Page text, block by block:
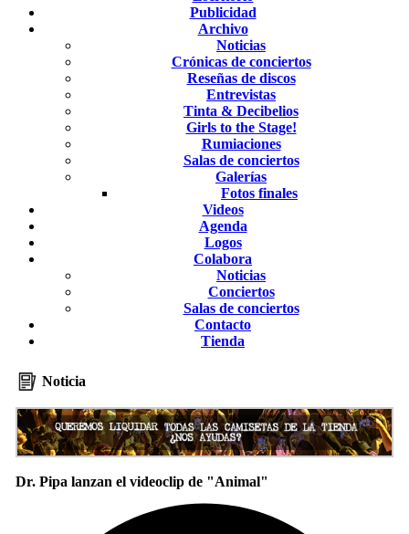
Publicidad
Archivo
Noticias
Crónicas de conciertos
Reseñas de discos
Entrevistas
Tinta & Decibelios
Girls to the Stage!
Rumiaciones
Salas de conciertos
Galerías
Fotos finales
Videos
Agenda
Logos
Colabora
Noticias
Conciertos
Salas de conciertos
Contacto
Tienda
Noticia
Dr. Pipa lanzan el videoclip de "Animal"